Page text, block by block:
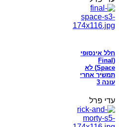
חלל אינסופי
(Final
Space) לא
תמשיך אחרי
עונה 3
עדי פרל